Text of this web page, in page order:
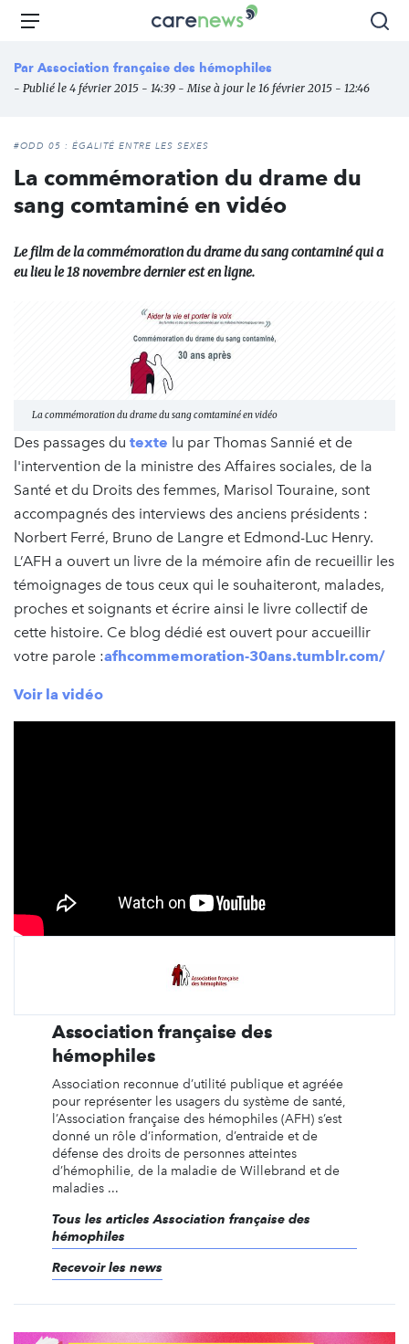
Aller
principal
Carenews,
média
des
l'engagement
Menu
Par Association française des hémophiles
- Publié le 4 février 2015 - 14:39 - Mise à jour le 16 février 2015 - 12:46
#ODD 05 : ÉGALITÉ ENTRE LES SEXES
La commémoration du drame du
sang comtaminé en vidéo
Le film de la commémoration du drame du sang contaminé qui a
eu lieu le 18 novembre dernier est en ligne.
La commémoration du drame du sang comtaminé en vidéo
Des passages du texte lu par Thomas Sannié et de
l'intervention de la ministre des Affaires sociales, de la
Santé et du Droits des femmes, Marisol Touraine, sont
accompagnés des interviews des anciens présidents :
Norbert Ferré, Bruno de Langre et Edmond-Luc Henry.
L’AFH a ouvert un livre de la mémoire afin de recueillir les
témoignages de tous ceux qui le souhaiteront, malades,
proches et soignants et écrire ainsi le livre collectif de
cette histoire. Ce blog dédié est ouvert pour accueillir
votre parole :afhcommemoration-30ans.tumblr.com/
Voir la vidéo
Association française des
hémophiles
Association reconnue d’utilité publique et agréée
pour représenter les usagers du système de santé,
l’Association française des hémophiles (AFH) s’est
donné un rôle d’information, d’entraide et de
défense des droits de personnes atteintes
d’hémophilie, de la maladie de Willebrand et de
maladies ...
Tous les articles Association française des
hémophiles
Recevoir les news